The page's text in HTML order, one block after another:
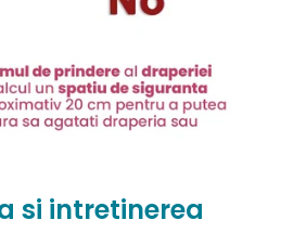
si intretinerea